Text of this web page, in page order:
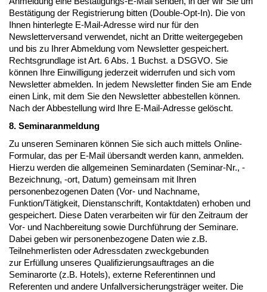
Bestätigung der Registrierung bitten (Double-Opt-In). Die von
Ihnen hinterlegte E-Mail-Adresse wird nur für den
Newsletterversand verwendet, nicht an Dritte weitergegeben
und bis zu Ihrer Abmeldung vom Newsletter gespeichert.
Rechtsgrundlage ist Art. 6 Abs. 1 Buchst. a DSGVO. Sie
können Ihre Einwilligung jederzeit widerrufen und sich vom
Newsletter abmelden. In jedem Newsletter finden Sie am Ende
einen Link, mit dem Sie den Newsletter abbestellen können.
Nach der Abbestellung wird Ihre E-Mail-Adresse gelöscht.
8. Seminaranmeldung
Zu unseren Seminaren können Sie sich auch mittels Online-
Formular, das per E-Mail übersandt werden kann, anmelden.
Hierzu werden die allgemeinen Seminardaten (Seminar-Nr., -
Bezeichnung, -ort, Datum) gemeinsam mit Ihren
personenbezogenen Daten (Vor- und Nachname,
Funktion/Tätigkeit, Dienstanschrift, Kontaktdaten) erhoben und
gespeichert. Diese Daten verarbeiten wir für den Zeitraum der
Vor- und Nachbereitung sowie Durchführung der Seminare.
Dabei geben wir personenbezogene Daten wie z.B.
Teilnehmerlisten oder Adressdaten zweckgebunden
zur Erfüllung unseres Qualifizierungsauftrages an die
Seminarorte (z.B. Hotels), externe Referentinnen und
Referenten und andere Unfallversicherungsträger weiter. Die